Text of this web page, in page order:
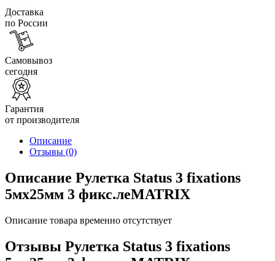
Доставка
по России
Самовывоз
сегодня
Гарантия
от производителя
Описание
Отзывы (0)
Описание Рулетка Status 3 fixations
5мх25мм 3 фикс.леMATRIX
Описание товара временно отсутствует
Отзывы Рулетка Status 3 fixations